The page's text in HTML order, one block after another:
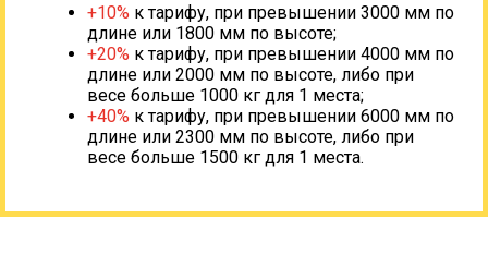
+10% к тарифу, при превышении 3000 мм по
длине или 1800 мм по высоте;
+20% к тарифу, при превышении 4000 мм по
длине или 2000 мм по высоте, либо при
весе больше 1000 кг для 1 места;
+40% к тарифу, при превышении 6000 мм по
длине или 2300 мм по высоте, либо при
весе больше 1500 кг для 1 места.